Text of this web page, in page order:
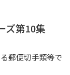
ズ第10集
郵便切手類等で